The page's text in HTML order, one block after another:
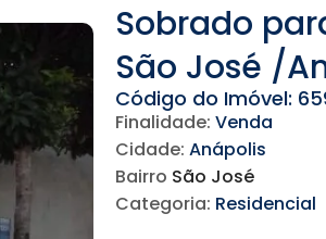
Sobrado
São José /
Código do Imóvel:
Finalidade: Venda
Cidade: Anápolis
Bairro São José
Categoria: Residencial